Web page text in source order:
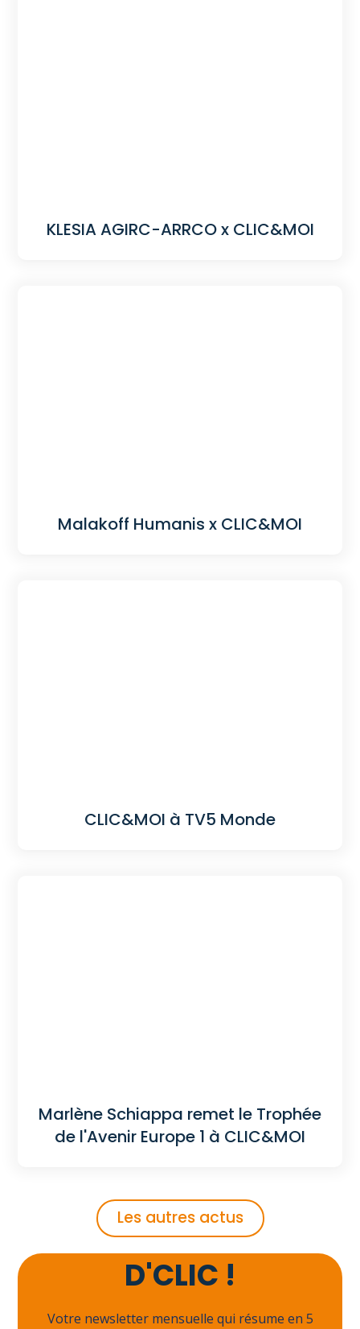
KLESIA AGIRC-ARRCO x CLIC&MOI
Malakoff Humanis x CLIC&MOI
CLIC&MOI à TV5 Monde
Marlène Schiappa remet le Trophée
de l'Avenir Europe 1 à CLIC&MOI
Les autres actus
Abonnez-vous à
D'CLIC !
Votre newsletter mensuelle qui résume en 5